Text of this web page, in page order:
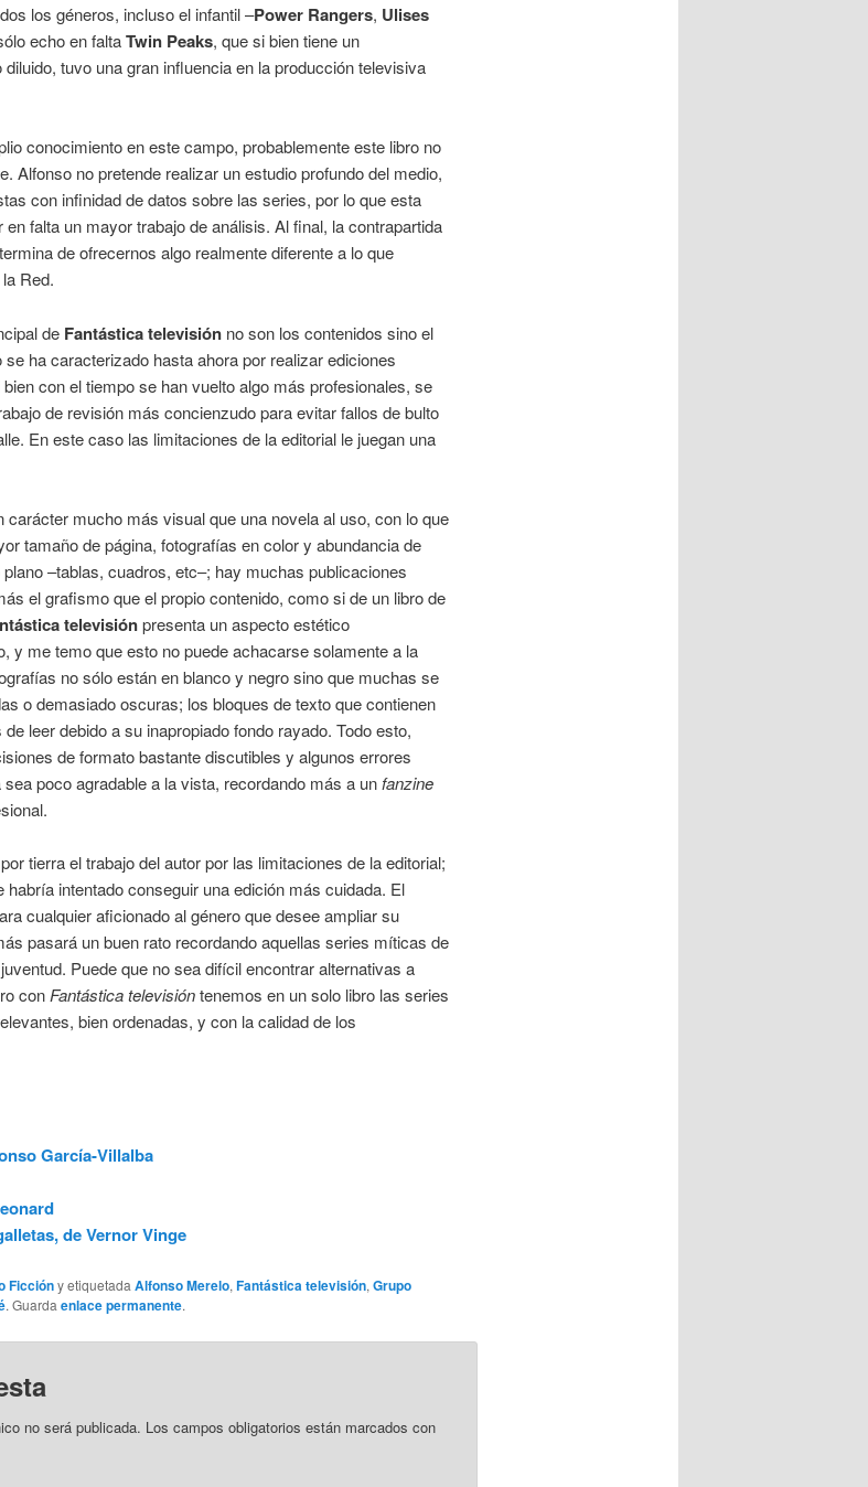
los géneros, incluso el infantil ­–Power Rangers, Ulises
echo en faltaTwin Peaks, que si bien tiene un
tuvo una gran influencia en la producción televisiva
conocimiento en este campo, probablemente este libro no
Alfonso no pretende realizar un estudio profundo del medio,
con infinidad de datos sobre las series, por lo que esta
falta un mayor trabajo de análisis. Al final, la contrapartida
de ofrecernos algo realmente diferente a lo que
Red.
de Fantástica televisiónno son los contenidos sino el
ha caracterizado hasta ahora por realizar ediciones
con el tiempo se han vuelto algo más profesionales, se
de revisión más concienzudo para evitar fallos de bulto
En este caso las limitaciones de la editorial le juegan una
carácter mucho más visual que una novela al uso, con lo que
tamaño de página, fotografías en color y abundancia de
–tablas, cuadros, etc–; hay muchas publicaciones
el grafismo que el propio contenido, como si de un libro de
televisiónpresenta un aspecto estético
y me temo que esto no puede achacarse solamente a la
no sólo están en blanco y negro sino que muchas se
o demasiado oscuras; los bloques de texto que contienen
leer debido a su inapropiado fondo rayado. Todo esto,
de formato bastante discutibles y algunos errores
poco agradable a la vista, recordando más a un fanzine
tierra el trabajo del autor por las limitaciones de la editorial;
habría intentado conseguir una edición más cuidada. El
cualquier aficionado al género que desee ampliar su
pasará un buen rato recordando aquellas series míticas de
Puede que no sea difícil encontrar alternativas a
conFantástica televisióntenemos en un solo libro las series
bien ordenadas, y con la calidad de los
García-Villalba
de Vernor Vinge
Ficcióny etiquetada Alfonso Merelo, Fantástica televisión, Grupo
. Guarda enlace permanente.
no será publicada. Los campos obligatorios están marcados con